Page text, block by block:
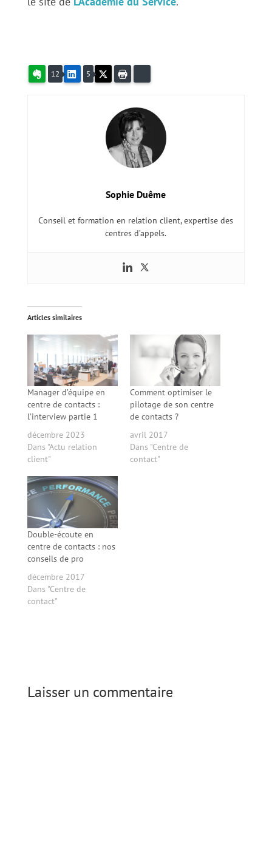
Evernote
12 LinkedIn
5
Sophie Duême
Conseil et formation en relation client, expertise des
centres d’appels.
Articles similaires
Manager d’équipe en
centre de contacts :
l’interview partie 1
décembre 2023
Dans "Actu relation
client"
Comment optimiser le
pilotage de son centre
de contacts ?
avril 2017
Dans "Centre de
contact"
Double-écoute en
centre de contacts : nos
conseils de pro
décembre 2017
Dans "Centre de
contact"
Laisser un commentaire